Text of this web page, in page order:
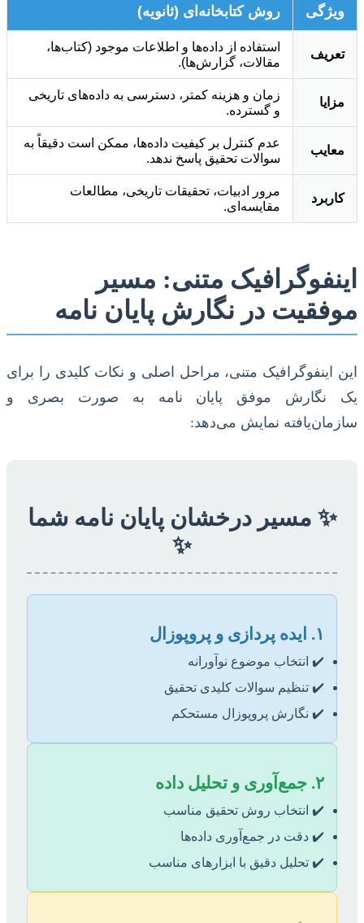
ویژگی روش کتابخانه‌ای (ثانویه)
تعریف
استفاده از داده‌ها و اطلاعات موجود (کتاب‌ها،
مقالات، گزارش‌ها).
مزایا
زمان و هزینه کمتر، دسترسی به داده‌های تاریخی
و گسترده.
معایب
عدم کنترل بر کیفیت داده‌ها، ممکن است دقیقاً به
سوالات تحقیق پاسخ ندهد.
کاربرد
مرور ادبیات، تحقیقات تاریخی، مطالعات
مقایسه‌ای.
اینفوگرافیک متنی: مسیر
موفقیت در نگارش پایان نامه
این اینفوگرافیک متنی، مراحل اصلی و نکات کلیدی را برای
یک نگارش موفق پایان نامه به صورت بصری و
سازمان‌یافته نمایش می‌دهد:
✨ مسیر درخشان پایان نامه شما
✨
۱. ایده پردازی و پروپوزال
✔️ انتخاب موضوع نوآورانه
✔️ تنظیم سوالات کلیدی تحقیق
✔️ نگارش پروپوزال مستحکم
۲. جمع‌آوری و تحلیل داده
✔️ انتخاب روش تحقیق مناسب
✔️ دقت در جمع‌آوری داده‌ها
✔️ تحلیل دقیق با ابزارهای مناسب